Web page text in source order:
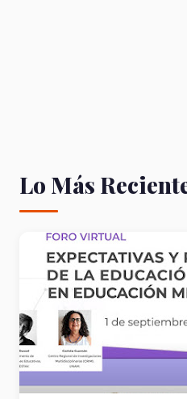
Lo Más